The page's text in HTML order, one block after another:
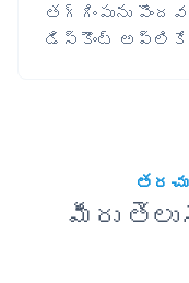
తగ్గింపును
డిస్కౌంట్
మీరు